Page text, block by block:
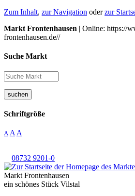
Zum Inhalt, zur Navigation oderzur
Markt Frontenhausen | Online: https://
frontenhausen.de//
Suche Markt
suchen
Schriftgröße
A A A
08732 9201-0
Markt Frontenhausen
ein schönes Stück Vilstal